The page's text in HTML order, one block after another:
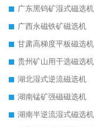
广东黑钨矿湿式磁选机
广西永磁铁矿磁选机
甘肃高梯度平板磁选机
湖北湿式逆流磁选机
湖南锰矿强磁磁选机
湖南半逆流湿式磁选